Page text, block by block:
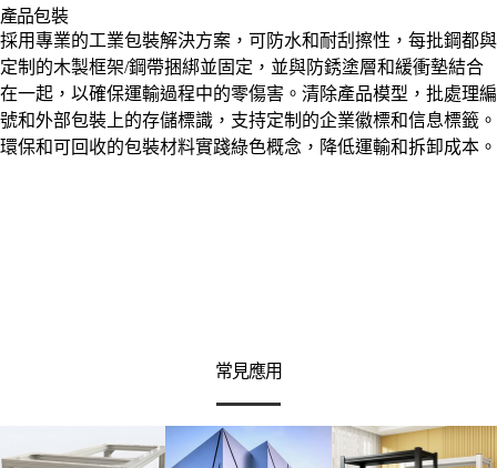
產品包裝
採用專業的工業包裝解決方案，可防水和耐刮擦性，每批鋼都與
定制的木製框架/鋼帶捆綁並固定，並與防銹塗層和緩衝墊結合
在一起，以確保運輸過程中的零傷害。清除產品模型，批處理編
號和外部包裝上的存儲標識，支持定制的企業徽標和信息標籤。
環保和可回收的包裝材料實踐綠色概念，降低運輸和拆卸成本。
常見應用